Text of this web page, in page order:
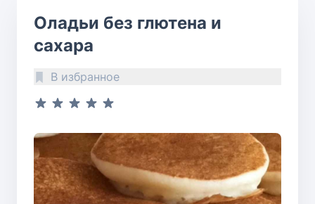
Оладьи без глютена и
сахара
В избранное